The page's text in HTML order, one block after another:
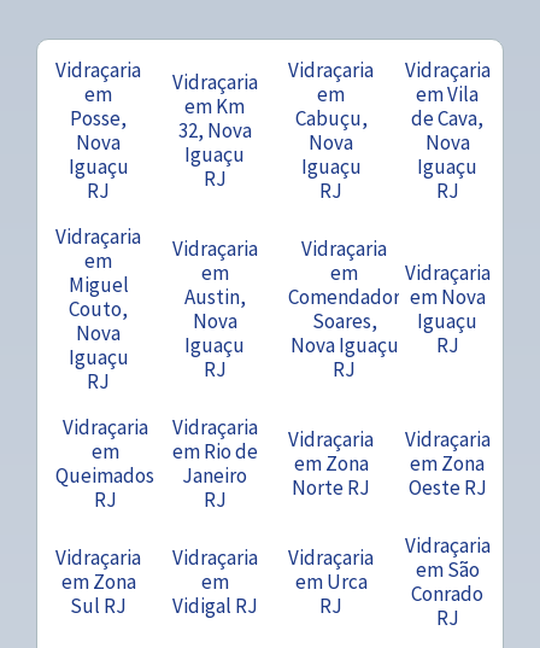
Vidraçaria
em
Posse,
Nova
Iguaçu
RJ
Vidraçaria
em Km
32, Nova
Iguaçu
RJ
Vidraçaria
em
Cabuçu,
Nova
Iguaçu
RJ
Vidraçaria
em Vila
de Cava,
Nova
Iguaçu
RJ
Vidraçaria
em
Miguel
Couto,
Nova
Iguaçu
RJ
Vidraçaria
em
Austin,
Nova
Iguaçu
RJ
Vidraçaria
em
Comendador
Soares,
Nova Iguaçu
RJ
Vidraçaria
em Nova
Iguaçu
RJ
Vidraçaria
em
Queimados
RJ
Vidraçaria
em Rio de
Janeiro
RJ
Vidraçaria
em Zona
Norte RJ
Vidraçaria
em Zona
Oeste RJ
Vidraçaria
em Zona
Sul RJ
Vidraçaria
em
Vidigal RJ
Vidraçaria
em Urca
RJ
Vidraçaria
em São
Conrado
RJ